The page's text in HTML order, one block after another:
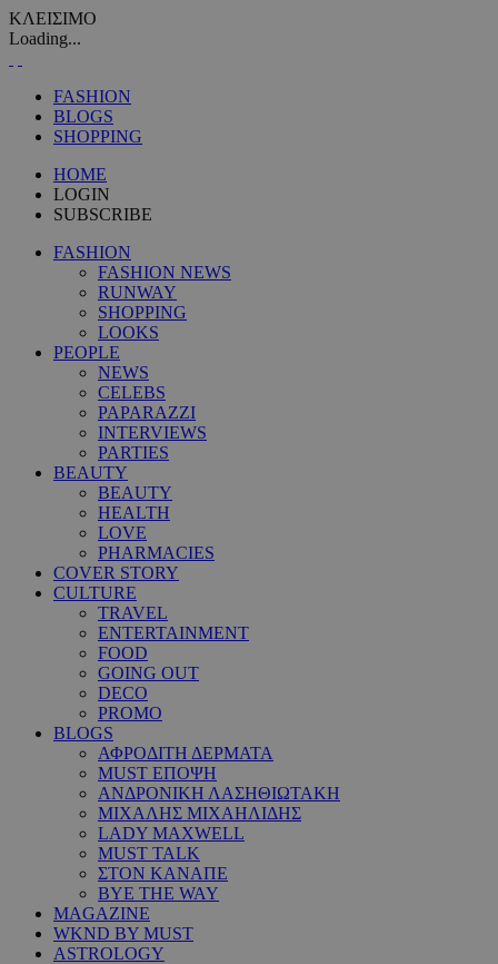
ΚΛΕΙΣΙΜΟ
Loading...
FASHION
BLOGS
SHOPPING
HOME
LOGIN
SUBSCRIBE
FASHION
FASHION NEWS
RUNWAY
SHOPPING
LOOKS
PEOPLE
NEWS
CELEBS
PAPARAZZI
INTERVIEWS
PARTIES
BEAUTY
BEAUTY
HEALTH
LOVE
PHARMACIES
COVER STORY
CULTURE
TRAVEL
ENTERTAINMENT
FOOD
GOING OUT
DECO
PROMO
BLOGS
ΑΦΡΟΔΙΤΗ ΔΕΡΜΑΤΑ
MUST ΕΠΟΨΗ
ΑΝΔΡΟΝΙΚΗ ΛΑΣΗΘΙΩΤΑΚΗ
ΜΙΧΑΛΗΣ ΜΙΧΑΗΛΙΔΗΣ
LADY MAXWELL
MUST TALK
ΣΤΟΝ ΚΑΝΑΠΕ
BYE THE WAY
MAGAZINE
WKND BY MUST
ASTROLOGY